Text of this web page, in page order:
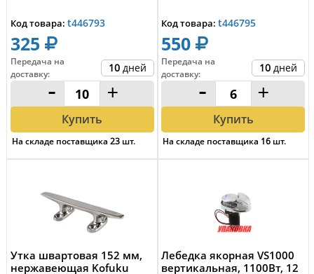
Код товара: t446793
325
Передача на
доставку: 10 дней
- +
Купить
На складе поставщика 23 шт.
Код товара: t446795
550
Передача на
доставку: 10 дней
- +
Купить
На складе поставщика 16 шт.
Утка швартовая 152 мм,
нержавеющая Kofuku
Лебедка якорная VS1000
вертикальная, 1100Вт, 12